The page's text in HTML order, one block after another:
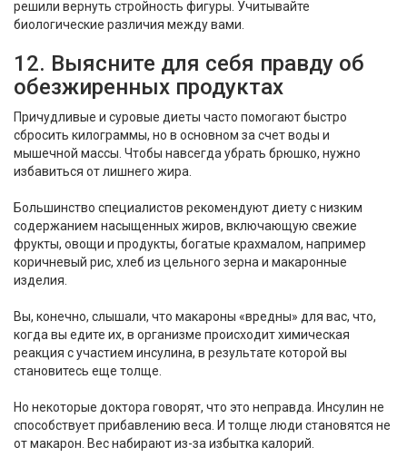
решили вернуть стройность фигуры. Учитывайте
биологические различия между вами.
12. Выясните для себя правду об
обезжиренных продуктах
Причудливые и суровые диеты часто помогают быстро
сбросить килограммы, но в основном за счет воды и
мышечной массы. Чтобы навсегда убрать брюшко, нужно
избавиться от лишнего жира.
Большинство специалистов рекомендуют диету с низким
содержанием насыщенных жиров, включающую свежие
фрукты, овощи и продукты, богатые крахмалом, например
коричневый рис, хлеб из цельного зерна и макаронные
изделия.
Вы, конечно, слышали, что макароны «вредны» для вас, что,
когда вы едите их, в организме происходит химическая
реакция с участием инсулина, в результате которой вы
становитесь еще толще.
Но некоторые доктора говорят, что это неправда. Инсулин не
способствует прибавлению веса. И толще люди становятся не
от макарон. Вес набирают из-за избытка калорий.